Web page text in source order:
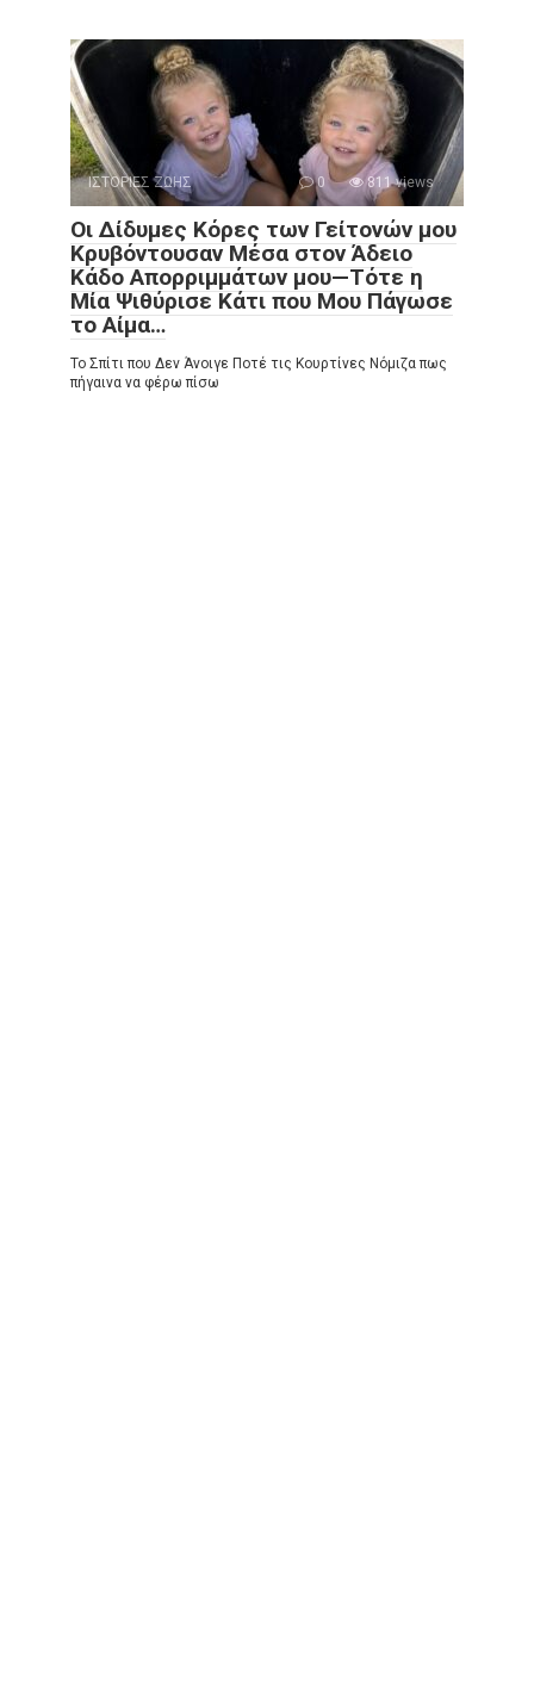
ΙΣΤΟΡΙΕΣ ΖΩΗΣ 0 811 views
Οι Δίδυμες Κόρες των Γείτονών μου
Κρυβόντουσαν Μέσα στον Άδειο
Κάδο Απορριμμάτων μου—Τότε η
Μία Ψιθύρισε Κάτι που Μου Πάγωσε
το Αίμα…
Το Σπίτι που Δεν Άνοιγε Ποτέ τις Κουρτίνες Νόμιζα πως
πήγαινα να φέρω πίσω